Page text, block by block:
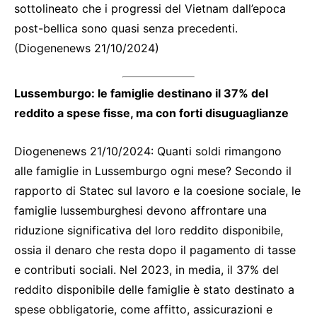
sottolineato che i progressi del Vietnam dall’epoca
post-bellica sono quasi senza precedenti.
(Diogenenews 21/10/2024)
Lussemburgo: le famiglie destinano il 37% del
reddito a spese fisse, ma con forti disuguaglianze
Diogenenews 21/10/2024: Quanti soldi rimangono
alle famiglie in Lussemburgo ogni mese? Secondo il
rapporto di Statec sul lavoro e la coesione sociale, le
famiglie lussemburghesi devono affrontare una
riduzione significativa del loro reddito disponibile,
ossia il denaro che resta dopo il pagamento di tasse
e contributi sociali. Nel 2023, in media, il 37% del
reddito disponibile delle famiglie è stato destinato a
spese obbligatorie, come affitto, assicurazioni e